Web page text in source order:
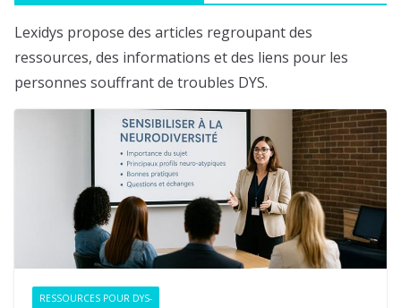
Lexidys propose des articles regroupant des
ressources, des informations et des liens pour les
personnes souffrant de troubles DYS.
RESSOURCES POUR DYS-